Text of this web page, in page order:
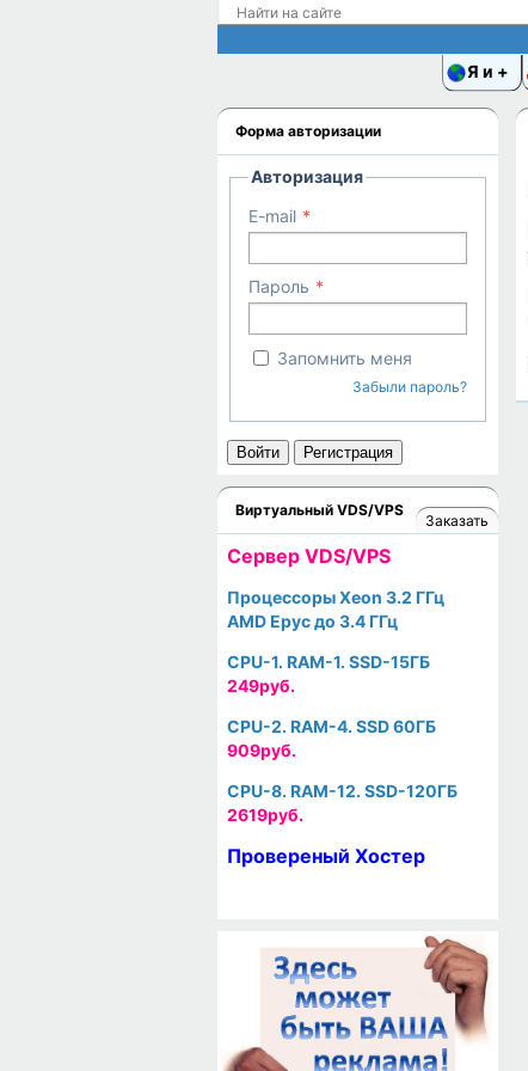
Я и
Форма авторизации
Авторизация
E-mail
Пароль
Запомнить меня
Забыли пароль?
Войти Регистрация
Виртуальный VDS/VPS
Заказать
Cервер VDS/VPS
Процессоры Xeon 3.2 ГГц
AMD Epyc до 3.4 ГГц
CPU-1. RAM-1. SSD-15ГБ
249руб.
CPU-2. RAM-4. SSD 60ГБ
909руб.
CPU-8. RAM-12. SSD-120ГБ
2619руб.
Провереный Хостер